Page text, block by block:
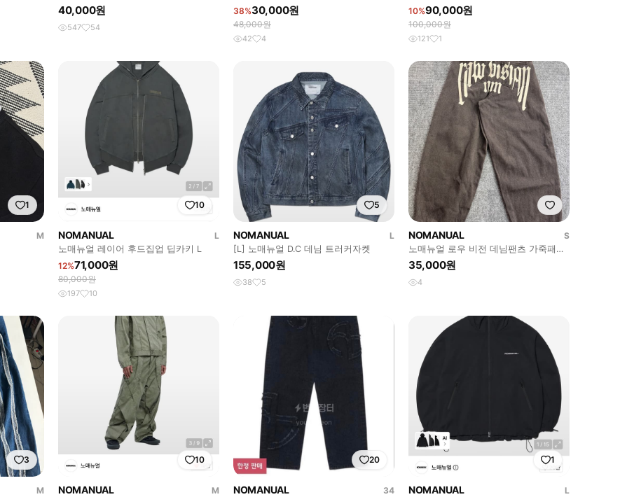
40,000원
547 54
38%30,000원
48,000원
42 4
10%90,000원
100,000원
121 1
1
M
10
NOMANUAL
L
노매뉴얼 레이어 후드집업 딥카키 L
12%71,000원
80,000원
197 10
5
NOMANUAL
L
[L] 노매뉴얼 D.C 데님 트러커자켓
155,000원
38 5
NOMANUAL
S
노매뉴얼 로우 비전 데님팬츠 가죽패치
진 S
35,000원
4
3
M
10
NOMANUAL
M
20
NOMANUAL
34
1
NOMANUAL
L